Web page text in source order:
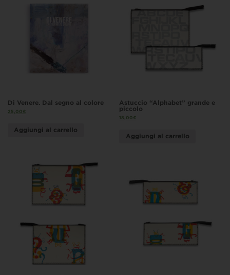
Di Venere. Dal segno al colore
25,00€
Aggiungi al carrello
Astuccio “Alphabet” grande e
piccolo
18,00€
Aggiungi al carrello